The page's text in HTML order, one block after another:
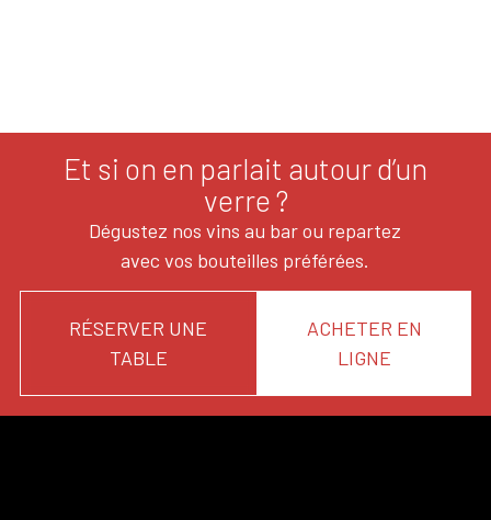
Et si on en parlait autour d’un
verre ?
Dégustez nos vins au bar ou repartez
avec vos bouteilles préférées.
RÉSERVER UNE
TABLE
ACHETER EN
LIGNE